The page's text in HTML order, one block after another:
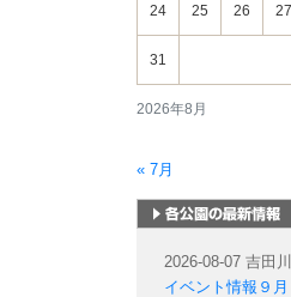
2026年8月
24 25 26 27
31
« 7月
2026-08-07 吉田
イベント情報９